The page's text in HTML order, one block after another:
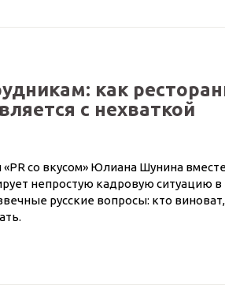
как
с нехваткой
со вкусом» Юлиана Шунина
непростую кадровую ситуацию в
русские вопросы: кто